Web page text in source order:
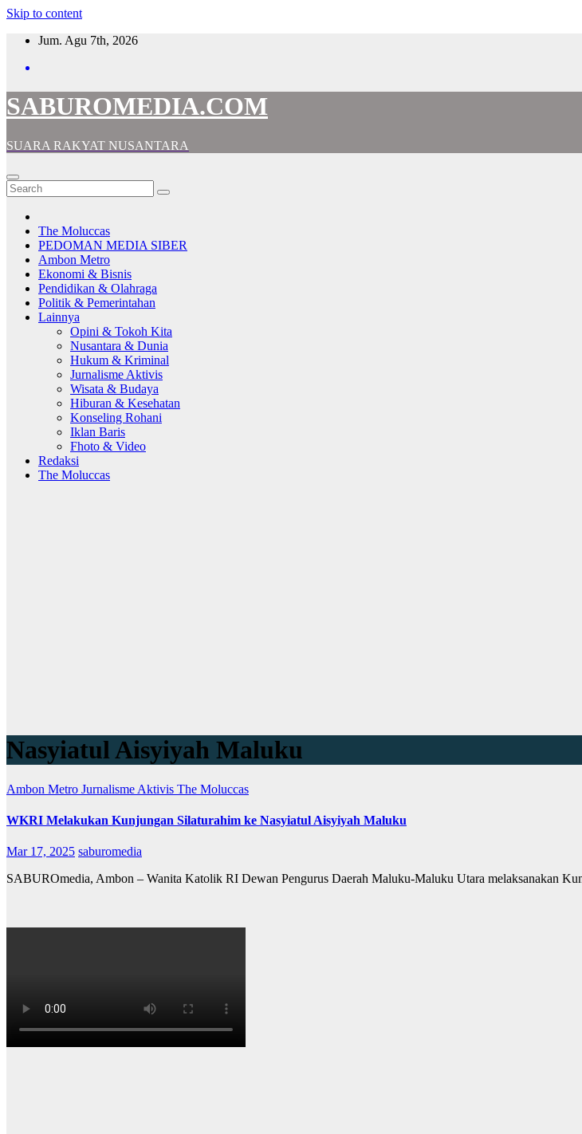
Skip to content
Jum. Agu 7th, 2026
SABUROMEDIA.COM
SUARA RAKYAT NUSANTARA
The Moluccas
PEDOMAN MEDIA SIBER
Ambon Metro
Ekonomi & Bisnis
Pendidikan & Olahraga
Politik & Pemerintahan
Lainnya
Opini & Tokoh Kita
Nusantara & Dunia
Hukum & Kriminal
Jurnalisme Aktivis
Wisata & Budaya
Hiburan & Kesehatan
Konseling Rohani
Iklan Baris
Fhoto & Video
Redaksi
The Moluccas
Nasyiatul Aisyiyah Maluku
Ambon Metro Jurnalisme Aktivis The Moluccas
WKRI Melakukan Kunjungan Silaturahim ke Nasyiatul Aisyiyah Maluku
Mar 17, 2025 saburomedia
SABUROmedia, Ambon – Wanita Katolik RI Dewan Pengurus Daerah Maluku-Maluku Utara melaksanakan